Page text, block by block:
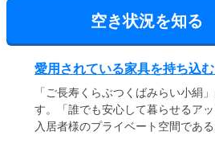
空き状況を知る
愛用されている家具を持ち込
「ご長寿くらぶつくばみらい小絹
す。「誰でも安心して暮らせるア
入居者様のプライベート空間であ